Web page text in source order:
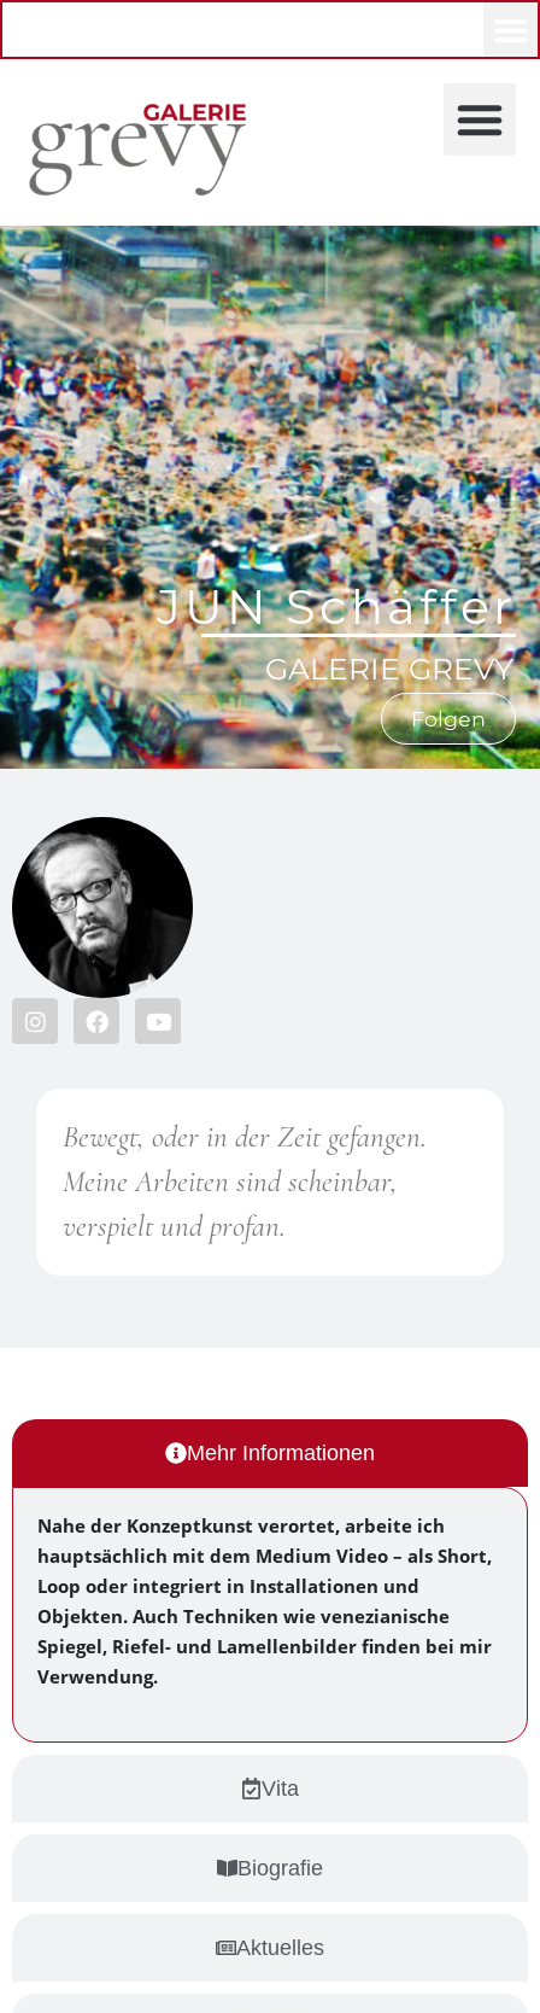
JUN Schäffer
GALERIE GREVY
Folgen
Bewegt, oder in der Zeit gefangen.
Meine Arbeiten sind scheinbar,
verspielt und profan.
Mehr Informationen
Vita
Biografie
Aktuelles
Nahe der Konzeptkunst verortet, arbeite ich
hauptsächlich mit dem Medium Video – als Short,
Loop oder integriert in Installationen und
Objekten. Auch Techniken wie venezianische
Spiegel, Riefel- und Lamellenbilder finden bei mir
Verwendung.